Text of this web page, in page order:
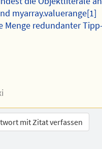
myarray.valuerange[1]
Menge redundanter
mit Zitat verfassen